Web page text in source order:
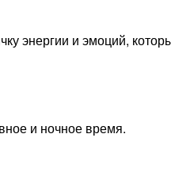
энергии и эмоций,
и ночное время.